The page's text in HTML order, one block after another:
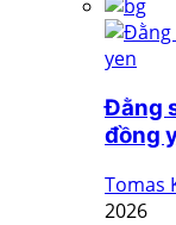
Đằng
đồng
Tomas
2026